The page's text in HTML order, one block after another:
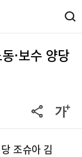
·보수 양당
조슈아 김